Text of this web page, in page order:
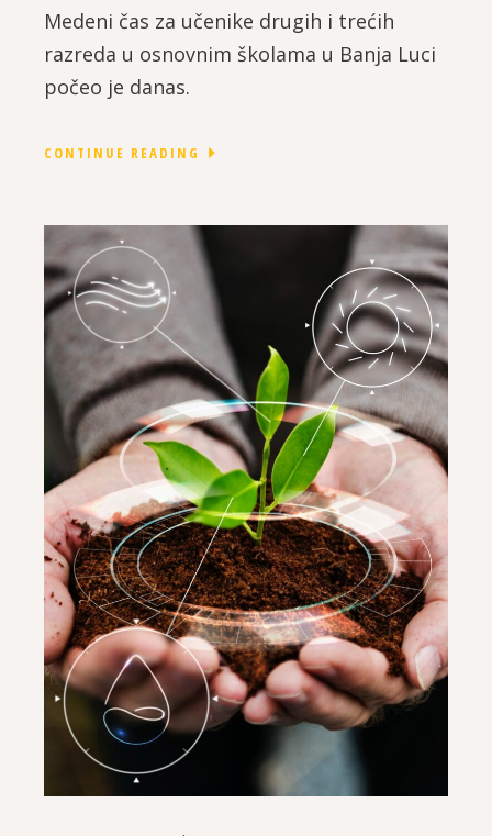
Medeni čas za učenike drugih i trećih
razreda u osnovnim školama u Banja Luci
počeo je danas.
CONTINUE READING